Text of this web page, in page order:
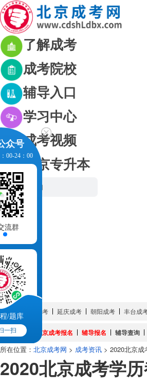
了解成考
成考院校
辅导入口
学习中心
成考视频
北京专升本
网站首页
成考资讯
成考政策
成考简章
成考培训
成考院校
成考专业
试题真题
网上报名
服务大厅
城市: 密云成考 延庆成考 朝阳成考 丰台成
成考系统: 北京成考报名 辅导报名 辅导查询
众号
00-24：00
流群
/题库
一扫
所在位置： 北京成考网 > 成考资讯 > 2020北京成
2020北京成考学